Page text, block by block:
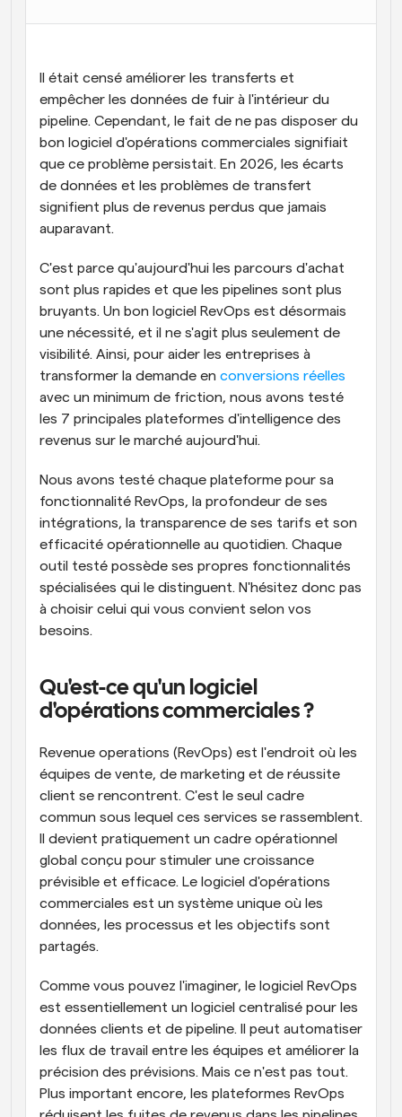
Il était censé améliorer les transferts et
empêcher les données de fuir à l'intérieur du
pipeline. Cependant, le fait de ne pas disposer du
bon logiciel d'opérations commerciales signifiait
que ce problème persistait. En 2026, les écarts
de données et les problèmes de transfert
signifient plus de revenus perdus que jamais
auparavant.
C'est parce qu'aujourd'hui les parcours d'achat
sont plus rapides et que les pipelines sont plus
bruyants. Un bon logiciel RevOps est désormais
une nécessité, et il ne s'agit plus seulement de
visibilité. Ainsi, pour aider les entreprises à
transformer la demande en conversions réelles
avec un minimum de friction, nous avons testé
les 7 principales plateformes d'intelligence des
revenus sur le marché aujourd'hui.
Nous avons testé chaque plateforme pour sa
fonctionnalité RevOps, la profondeur de ses
intégrations, la transparence de ses tarifs et son
efficacité opérationnelle au quotidien. Chaque
outil testé possède ses propres fonctionnalités
spécialisées qui le distinguent. N'hésitez donc pas
à choisir celui qui vous convient selon vos
besoins.
Qu'est-ce qu'un logiciel
d'opérations commerciales ?
Revenue operations (RevOps) est l'endroit où les
équipes de vente, de marketing et de réussite
client se rencontrent. C'est le seul cadre
commun sous lequel ces services se rassemblent.
Il devient pratiquement un cadre opérationnel
global conçu pour stimuler une croissance
prévisible et efficace. Le logiciel d'opérations
commerciales est un système unique où les
données, les processus et les objectifs sont
partagés.
Comme vous pouvez l'imaginer, le logiciel RevOps
est essentiellement un logiciel centralisé pour les
données clients et de pipeline. Il peut automatiser
les flux de travail entre les équipes et améliorer la
précision des prévisions. Mais ce n'est pas tout.
Plus important encore, les plateformes RevOps